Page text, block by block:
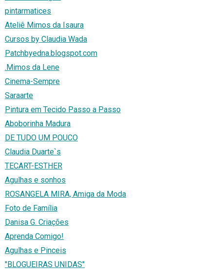
pintarmatices
Ateliê Mimos da Isaura
Cursos by Claudia Wada
Patchbyedna.blogspot.com
.Mimos da Lene
Cinema-Sempre
Saraarte
Pintura em Tecido Passo a Passo
Aboborinha Madura
DE TUDO UM POUCO
Claudia Duarte`s
TECART-ESTHER
Agulhas e sonhos
ROSANGELA MIRA, Amiga da Moda
Foto de Família
Danisa G. Criações
Aprenda Comigo!
Agulhas e Pinceis
"BLOGUEIRAS UNIDAS"